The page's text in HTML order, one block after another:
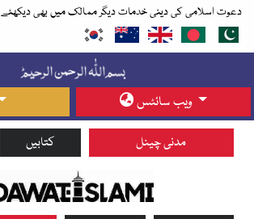
دعوت اسلامی کی دینی خدمات دیگر ممالک میں بھی دیکھئے
ویب سائٹس
کتابیں مدنی چینل